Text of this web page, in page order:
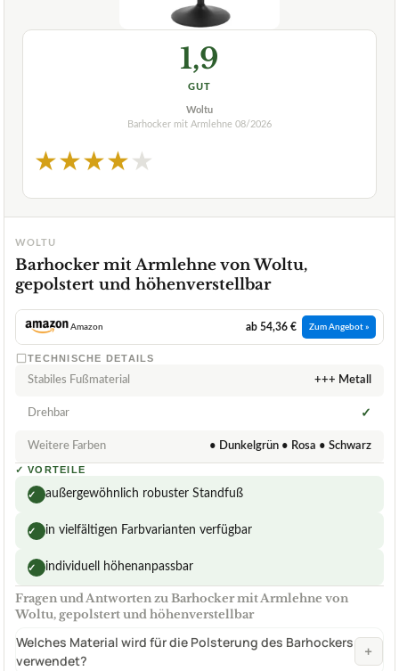
1,9
GUT
Woltu
Barhocker mit Armlehne 08/2026
★★★★★
WOLTU
Barhocker mit Armlehne von Woltu,
gepolstert und höhenverstellbar
Amazon ab 54,36 € Zum Angebot »
TECHNISCHE DETAILS
Stabiles Fußmaterial +++ Metall
Drehbar ✓
Weitere Farben • Dunkelgrün • Rosa • Schwarz
✓ VORTEILE
✓ außergewöhnlich robuster Standfuß
✓ in vielfältigen Farbvarianten verfügbar
✓ individuell höhenanpassbar
Fragen und Antworten zu Barhocker mit Armlehne von
Woltu, gepolstert und höhenverstellbar
Welches Material wird für die Polsterung des Barhockers
verwendet?
+